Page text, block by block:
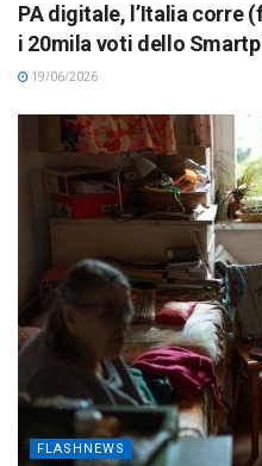
PA digitale, l’Italia corre
i 20mila voti dello
19/06/2026
FLASHNEWS